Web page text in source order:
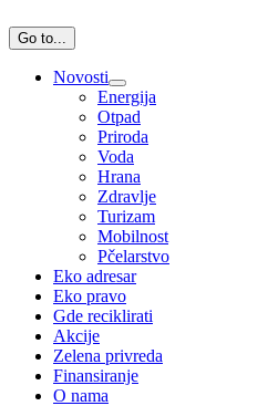
Go to...
Novosti
Energija
Otpad
Priroda
Voda
Hrana
Zdravlje
Turizam
Mobilnost
Pčelarstvo
Eko adresar
Eko pravo
Gde reciklirati
Akcije
Zelena privreda
Finansiranje
O nama